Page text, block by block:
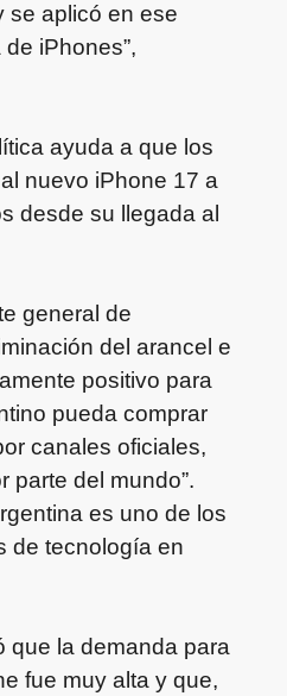
se aplicó en ese
iPhones”,
ayuda a que los
nuevo iPhone 17 a
desde su llegada al
general de
del arancel e
positivo para
pueda comprar
canales oficiales,
parte del mundo”.
es uno de los
de tecnología en
que la demanda para
fue muy alta y que,